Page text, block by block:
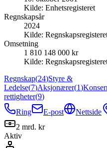
Kilde: Enhetsregisteret
Regnskapsår
2024
Kilde:
Omsetning
1 810 148 000 kr
Kilde:
Regnskap(24)Styre &
Ledelse(7)Aksjonærer(1)
rettigheter(9)
Ring
E-post Nettside
2 mrd. kr
Aktiv